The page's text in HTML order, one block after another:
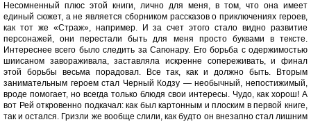
Несомненный плюс этой книги, лично для меня, в том, что она имеет
единый сюжет, а не является сборником рассказов о приключениях героев,
как тот же «Страж», например. И за счет этого стало видно развитие
персонажей, они перестали быть для меня просто буквами в тексте.
Интереснее всего было следить за Сагюнару. Его борьба с одержимостью
шиисаном завораживала, заставляла искренне сопереживать, и финал
этой борьбы весьма порадовал. Все так, как и должно быть. Вторым
занимательным героем стал Черный Кодзу — необычный, непостижимый,
вроде помогает, но всегда только блюдя свои интересы. Чудо, как хорош! А
вот Рей откровенно подкачал: как был картонным и плоским в первой книге,
так и остался. Гризли же вообще слили, как будто он внезапно стал лишним